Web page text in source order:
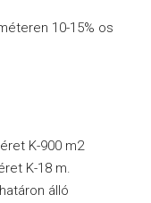
10-15% os
K-900 m2
K-18 m.
álló